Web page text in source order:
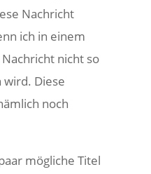
Nachricht
ich in einem
nicht so
wird. Diese
noch
mögliche Titel